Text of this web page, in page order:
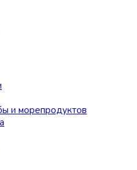
и морепродуктов